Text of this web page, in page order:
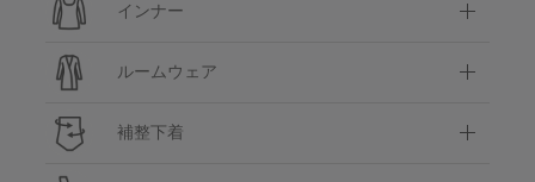
インナー
ルームウェア
補整下着